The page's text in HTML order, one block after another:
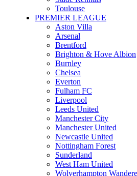
Toulouse
PREMIER LEAGUE
Aston Villa
Arsenal
Brentford
Brighton & Hove Albion
Burnley
Chelsea
Everton
Fulham FC
Liverpool
Leeds United
Manchester City
Manchester United
Newcastle United
Nottingham Forest
Sunderland
West Ham United
Wolverhampton